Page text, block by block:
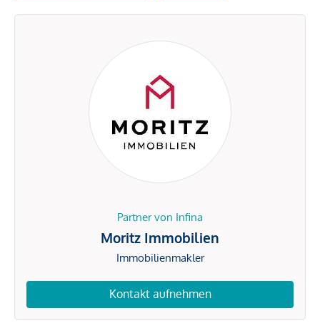
Partner von Infina
Moritz Immobilien
Immobilienmakler
Kontakt aufnehmen